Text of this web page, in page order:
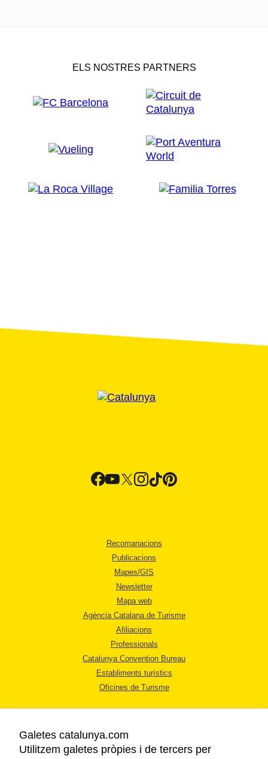
ELS NOSTRES PARTNERS
Recomanacions
Publicacions
Mapes/GIS
Newsletter
Mapa web
Agència Catalana de Turisme
Afiliacions
Professionals
Catalunya Convention Bureau
Establiments turístics
Oficines de Turisme
Galetes catalunya.com
Utilitzem galetes pròpies i de tercers per